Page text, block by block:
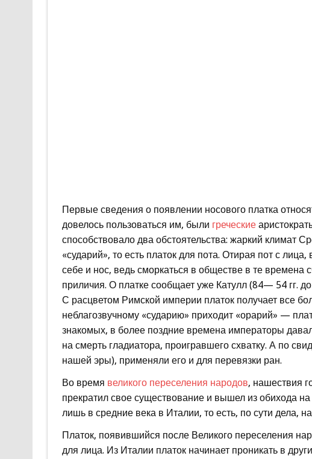
Первые сведения о появлении носового платка
довелось пользоваться им, были греческие
способствовало два обстоятельства: жаркий климат
«сударий», то есть платок для пота. Отирая пот с
себе и нос, ведь сморкаться в обществе в те
приличия. О платке сообщает уже Катулл (84— 54 гг.
С расцветом Римской империи платок получает все
неблагозвучному «сударию» приходит «орарий» —
знакомых, в более поздние времена императоры
на смерть гладиатора, проигравшего схватку. А по
нашей эры), применяли его и для перевязки ран.
Во время великого переселения народов, нашествия
прекратил свое существование и вышел из обихода
лишь в средние века в Италии, то есть, по сути дела,
Платок, появившийся после Великого переселения
для лица. Из Италии платок начинает проникать в